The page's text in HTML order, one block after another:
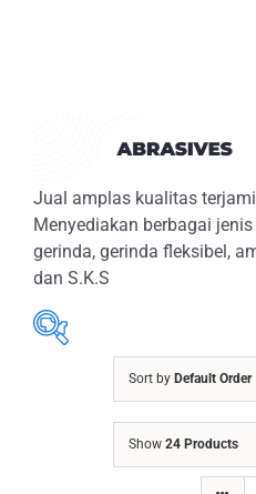
Jual amplas kualitas
Menyediakan berbagai
gerinda, gerinda fleksibel,
dan S.K.S
ABRASIVES
ACCESSORIES
Sort by Default Order
Show 24 Products